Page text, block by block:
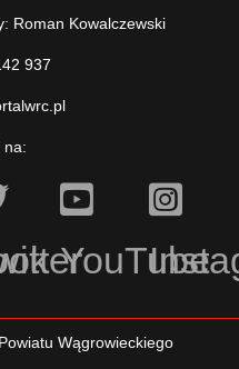
Roman Kowalczewski
937
na:
YouTube
Wągrowieckiego